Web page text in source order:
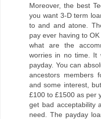
Moreover, the best
you want 3-D term
to and and atone.
pay ever having to
what are the
worries in no time. It
payday. You can
ancestors members
and some interest,
£100 to £1500 as per
get bad acceptability
need. The payday